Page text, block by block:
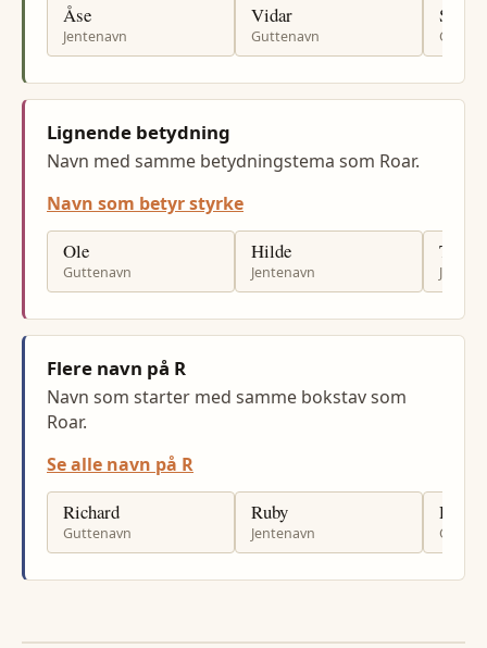
Åse
Jentenavn
Vidar
Guttenavn
Sverre
Lignende betydning
Navn med samme betydningstema som Roar.
Navn som betyr styrke
Ole
Guttenavn
Hilde
Jentenavn
Thea
Flere navn på R
Navn som starter med samme bokstav som
Roar.
Se alle navn på R
Richard
Guttenavn
Ruby
Jentenavn